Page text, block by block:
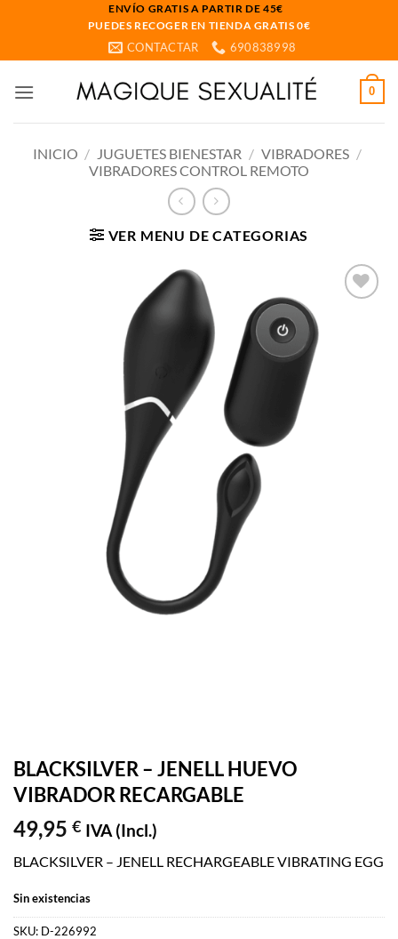
ENVÍO GRATIS A PARTIR DE 45€
PUEDES RECOGER EN TIENDA GRATIS 0€
CONTACTAR 690838998
0
INICIO / JUGUETES BIENESTAR / VIBRADORES /
VIBRADORES CONTROL REMOTO
VER MENU DE CATEGORIAS
BLACKSILVER – JENELL HUEVO
VIBRADOR RECARGABLE
49,95 € IVA (Incl.)
BLACKSILVER – JENELL RECHARGEABLE VIBRATING EGG
Sin existencias
SKU: D-226992